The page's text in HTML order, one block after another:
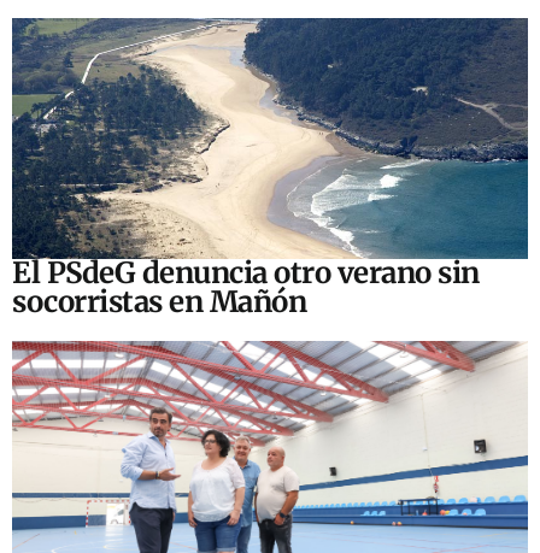
El PSdeG denuncia otro verano sin
socorristas en Mañón